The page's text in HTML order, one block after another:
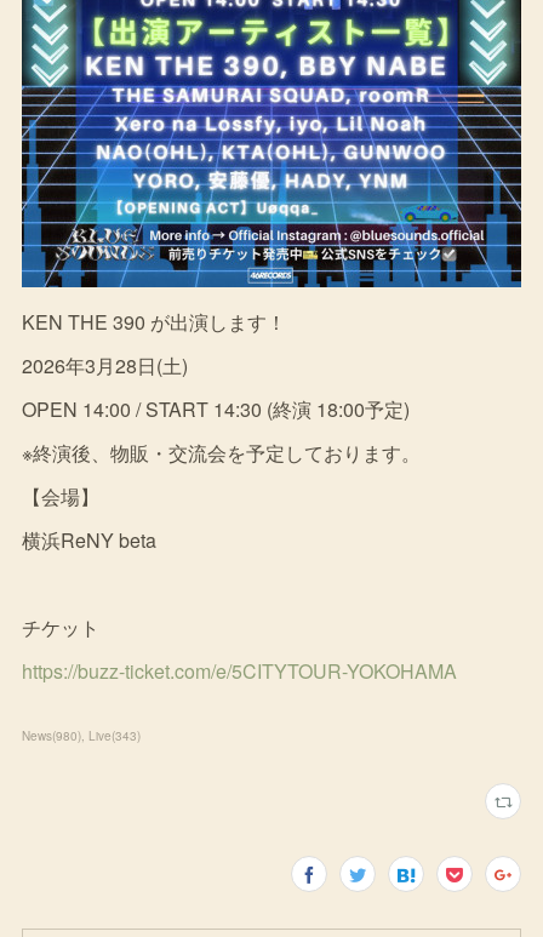
KEN THE 390 が出演します！
2026年3月28日(土)
OPEN 14:00 / START 14:30 (終演 18:00予定)
※終演後、物販・交流会を予定しております。
【会場】
横浜ReNY beta
チケット
https://buzz-ticket.com/e/5CITYTOUR-YOKOHAMA
News(980) Live(343)